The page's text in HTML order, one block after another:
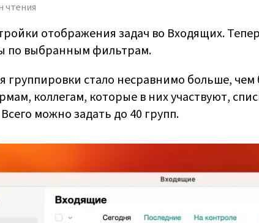
чтения
отображения задач во Входящих.
по выбранным фильтрам.
группировки стало несравнимо больше,
коллегам, которые в них участвуют,
можно задать до 40 групп.